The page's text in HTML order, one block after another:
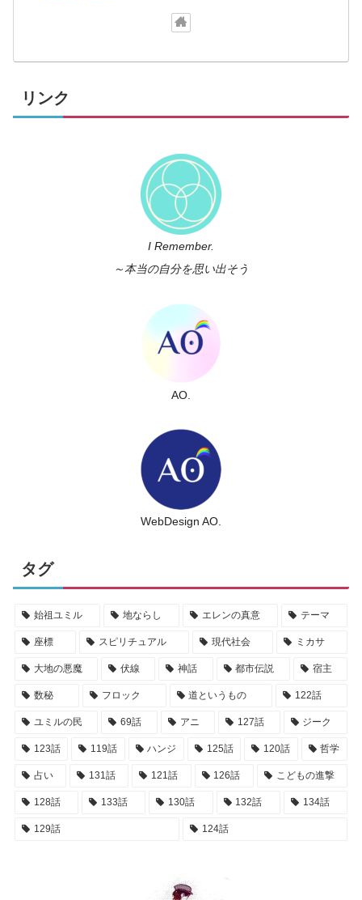
リンク
I Remember.
～本当の自分を思い出そう
AO.
WebDesign AO.
タグ
始祖ユミル 地ならし エレンの真意 テーマ
座標 スピリチュアル 現代社会 ミカサ
大地の悪魔 伏線 神話 都市伝説 宿主
数秘 フロック 道というもの 122話
ユミルの民 69話 アニ 127話 ジーク
123話 119話 ハンジ 125話 120話 哲学
占い 131話 121話 126話 こどもの進撃
128話 133話 130話 132話 134話
129話 124話